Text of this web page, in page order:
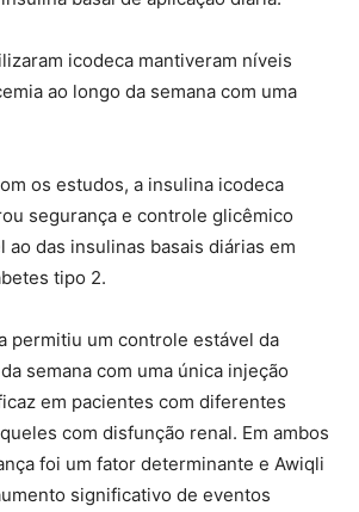
icodeca mantiveram níveis
ao longo da semana com uma
os estudos, a insulina icodeca
segurança e controle glicêmico
ao das insulinas basais diárias em
tipo 2.
permitiu um controle estável da
semana com uma única injeção
em pacientes com diferentes
com disfunção renal. Em ambos
foi um fator determinante e Awiqli
significativo de eventos